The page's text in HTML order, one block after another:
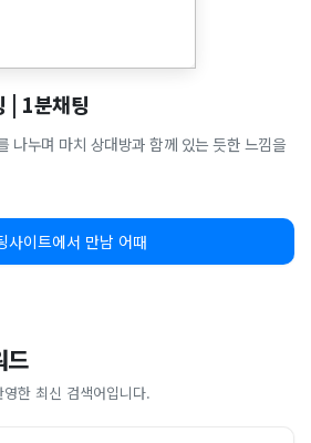
| 1분채팅
나누며 마치 상대방과 함께 있는 듯한 느낌을
사이트에서 만남 어때
드
한 최신 검색어입니다.